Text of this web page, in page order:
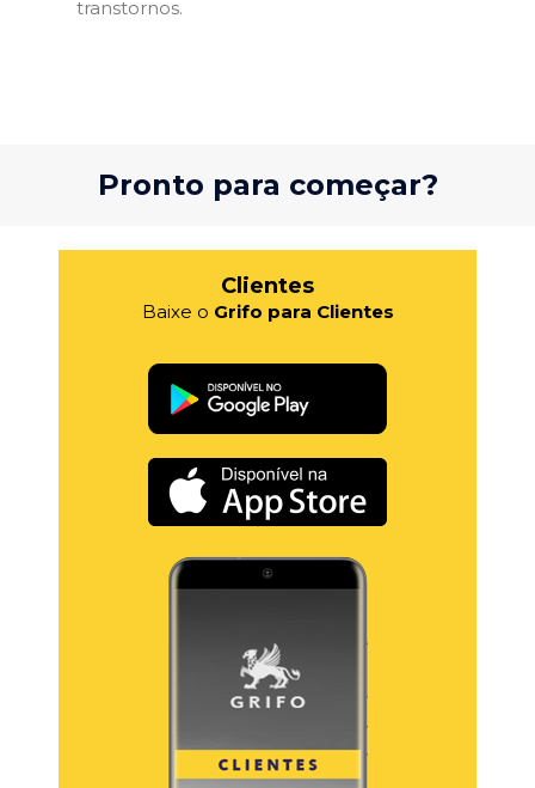
transtornos.
Pronto para começar?
Clientes
Baixe o Grifo para Clientes